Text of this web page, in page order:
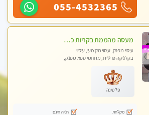
055-4532365
מעסה מהממת בקריות כל סוגי העיסויים מעסה מקצועית ואיכותית פרטי!!!
עיסוי מפנק, עיסוי מקצועי, עיסוי
בקלניקה פרטית, מתחמי ספא מפנק,
פלטינה
מקלחת
חניה חינם